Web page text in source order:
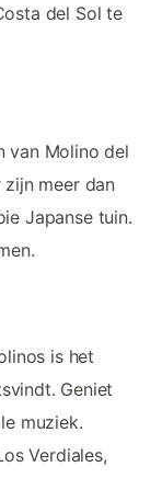
del Sol te
van Molino del
zijn meer dan
Japanse tuin.
is het
Geniet
muziek.
Verdiales,